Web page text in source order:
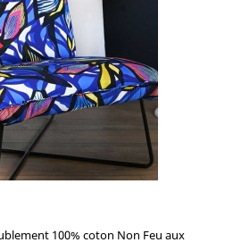
100% coton Non Feu aux